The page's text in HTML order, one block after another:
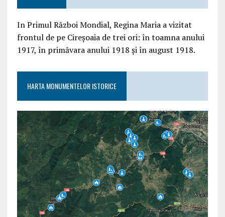
In Primul Război Mondial, Regina Maria a vizitat
frontul de pe Cireșoaia de trei ori: în toamna anului
1917, în primăvara anului 1918 și în august 1918.
HARTA MONUMENTELOR ISTORICE